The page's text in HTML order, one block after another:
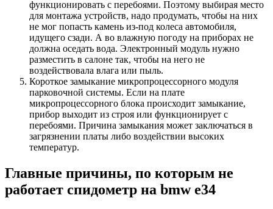
функционировать с перебоями. Поэтому выбирая место
для монтажа устройств, надо продумать, чтобы на них
не мог попасть камень из-под колеса автомобиля,
идущего сзади. А во влажную погоду на приборах не
должна оседать вода. Электронный модуль нужно
разместить в салоне так, чтобы на него не
воздействовала влага или пыль.
Короткое замыкание микропроцессорного модуля
парковочной системы. Если на плате
микропроцессорного блока происходит замыкание,
прибор выходит из строя или функционирует с
перебоями. Причина замыкания может заключаться в
загрязнении платы либо воздействии высоких
температур.
Главные причины, по которым не
работает спидометр на bmw e34